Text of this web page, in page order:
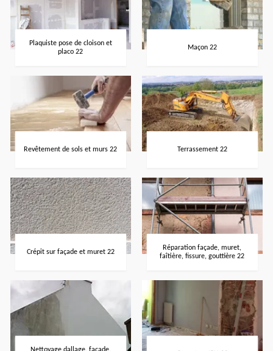
Plaquiste pose de cloison et
placo 22
Maçon 22
Revêtement de sols et murs 22 Terrassement 22
Crépit sur façade et muret 22
Réparation façade, muret,
faîtière, fissure, gouttière 22